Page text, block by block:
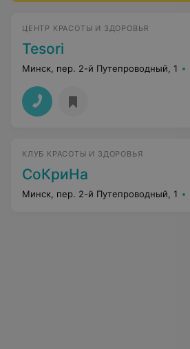
ЦЕНТР КРАСОТЫ И ЗДОРОВЬЯ
Tesori
Минск, пер. 2-й Путепроводный, 1
КЛУБ КРАСОТЫ И ЗДОРОВЬЯ
СоКриНа
Минск, пер. 2-й Путепроводный, 1